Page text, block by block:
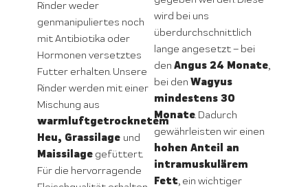
Rinder weder
genmanipuliertes noch
mit Antibiotika oder
Hormonen versetztes
Futter erhalten. Unsere
Rinder werden mit einer
Mischung aus
warmluftgetrocknetem
Heu, Grassilage und
Maissilagegefüttert.
Für die hervorragende
wird bei uns
überdurchschnittlich
lange angesetzt – bei
den Angus 24 Monate,
bei den Wagyus
mindestens 30
Monate. Dadurch
gewährleisten wir einen
hohen Anteil an
intramuskulärem
Fett, ein wichtiger